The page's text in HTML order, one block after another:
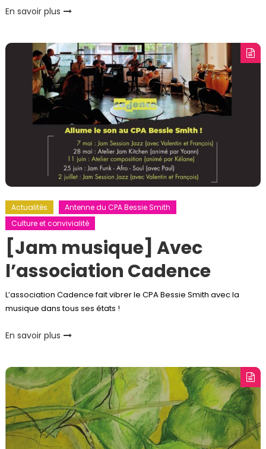
En savoir plus
Actualités
Antenne du CPA Bessie Smith
Culture et convivialité
[Jam musique] Avec
l’association Cadence
L’association Cadence fait vibrer le CPA Bessie Smith avec la
musique dans tous ses états !
En savoir plus